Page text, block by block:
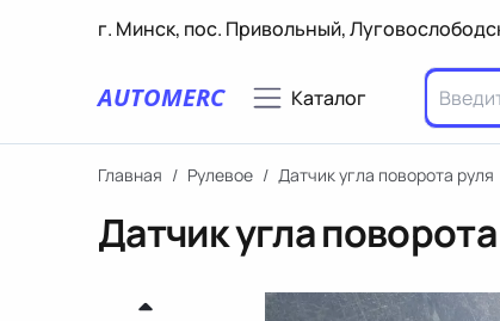
г. Минск, пос. Привольный,
AUTOMERC Каталог
Главная / Рулевое / Датчик угла поворота руля
Датчик угла